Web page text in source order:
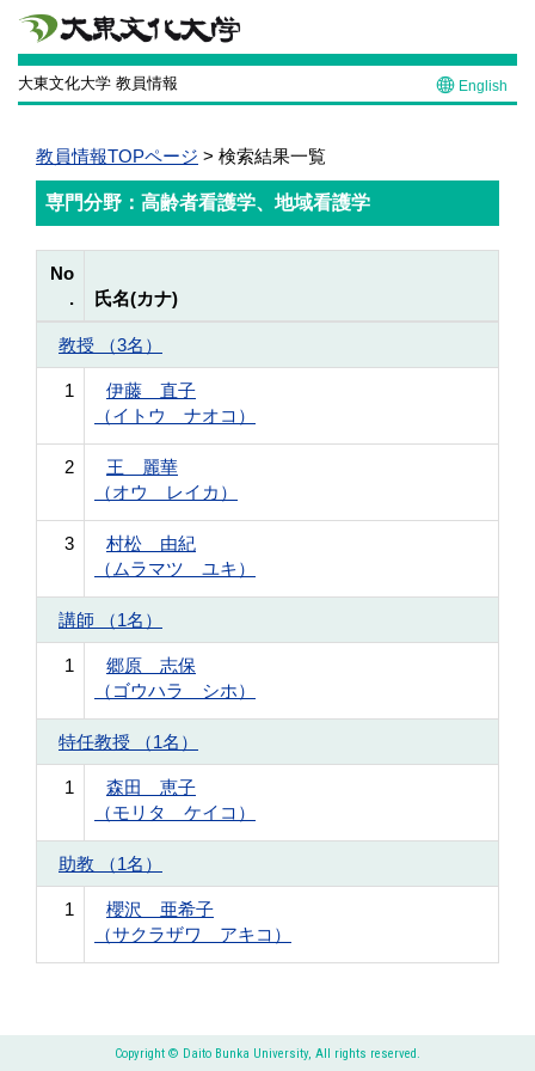
大東文化大学 教員情報 English
教員情報TOPページ > 検索結果一覧
専門分野：高齢者看護学、地域看護学
No
.
氏名(カナ)
教授 （3名）
1
伊藤 直子
（イトウ ナオコ）
2
王 麗華
（オウ レイカ）
3
村松 由紀
（ムラマツ ユキ）
講師 （1名）
1
郷原 志保
（ゴウハラ シホ）
特任教授 （1名）
1
森田 恵子
（モリタ ケイコ）
助教 （1名）
1
櫻沢 亜希子
（サクラザワ アキコ）
Copyright © Daito Bunka University, All rights reserved.